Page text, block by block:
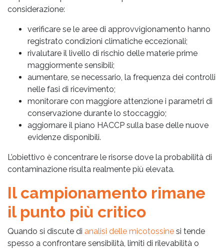
considerazione:
verificare se le aree di approvvigionamento hanno
registrato condizioni climatiche eccezionali;
rivalutare il livello di rischio delle materie prime
maggiormente sensibili;
aumentare, se necessario, la frequenza dei controlli
nelle fasi di ricevimento;
monitorare con maggiore attenzione i parametri di
conservazione durante lo stoccaggio;
aggiornare il piano HACCP sulla base delle nuove
evidenze disponibili.
L’obiettivo è concentrare le risorse dove la probabilità di
contaminazione risulta realmente più elevata.
Il campionamento rimane
il punto più critico
Quando si discute di analisi delle micotossine si tende
spesso a confrontare sensibilità, limiti di rilevabilità o